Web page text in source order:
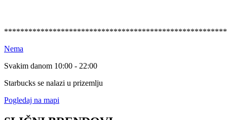
Nema
Svakim danom 10:00 - 22:00
Starbucks se nalazi u prizemlju
Pogledaj na mapi